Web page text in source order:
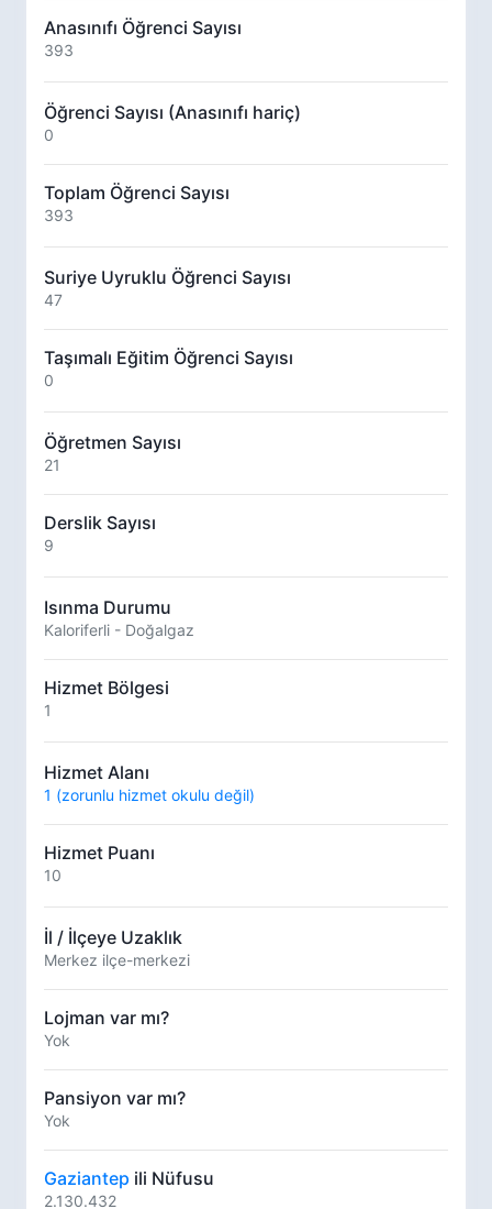
Anasınıfı Öğrenci Sayısı
393
Öğrenci Sayısı (Anasınıfı hariç)
0
Toplam Öğrenci Sayısı
393
Suriye Uyruklu Öğrenci Sayısı
47
Taşımalı Eğitim Öğrenci Sayısı
0
Öğretmen Sayısı
21
Derslik Sayısı
9
Isınma Durumu
Kaloriferli - Doğalgaz
Hizmet Bölgesi
1
Hizmet Alanı
1 (zorunlu hizmet okulu değil)
Hizmet Puanı
10
İl / İlçeye Uzaklık
Merkez ilçe-merkezi
Lojman var mı?
Yok
Pansiyon var mı?
Yok
Gaziantep ili Nüfusu
2.130.432